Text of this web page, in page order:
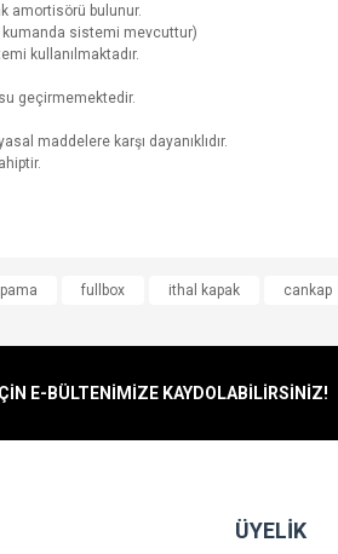
amortisörü bulunur.
kumanda sistemi mevcuttur)
kullanılmaktadır.
geçirmemektedir.
maddelere karşı dayanıklıdır.
Bu ürüne ilk yorumu siz yapın!
fullbox ithal kapak cankap
E-BÜLTENİMİZE KAYDOLABİLİRSİNİZ!
ÜYELİK